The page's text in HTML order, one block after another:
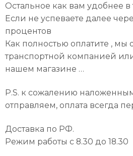
Остальное как вам удобнее
Если не успеваете далее
процентов
Как полностью оплатите , мы
транспортной компанией
нашем магазине …
P.S. к сожалению
отправляем, оплата всегда
Доставка по РФ.
Режим работы с 8.30 до 18.30